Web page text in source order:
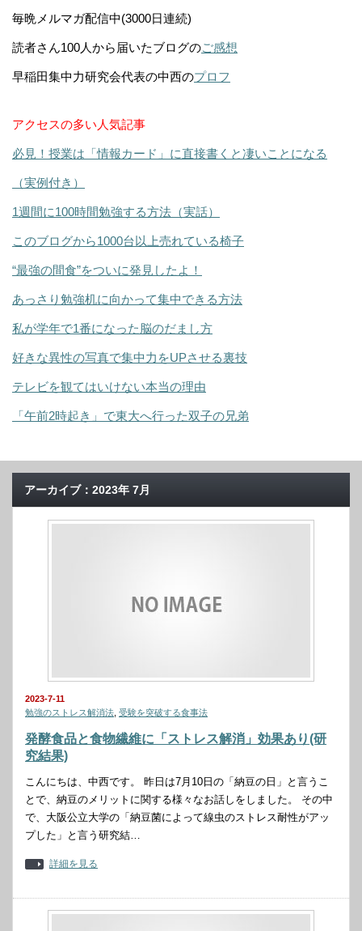
毎晩メルマガ配信中(3000日連続)
読者さん100人から届いたブログのご感想
早稲田集中力研究会代表の中西のプロフ
アクセスの多い人気記事
必見！授業は「情報カード」に直接書くと凄いことになる
（実例付き）
1週間に100時間勉強する方法（実話）
このブログから1000台以上売れている椅子
“最強の間食”をついに発見したよ！
あっさり勉強机に向かって集中できる方法
私が学年で1番になった脳のだまし方
好きな異性の写真で集中力をUPさせる裏技
テレビを観てはいけない本当の理由
「午前2時起き」で東大へ行った双子の兄弟
アーカイブ：2023年 7月
2023-7-11
勉強のストレス解消法 受験を突破する食事法
発酵食品と食物繊維に「ストレス解消」効果あり(研
究結果)
こんにちは、中西です。 昨日は7月10日の「納豆の日」と言うこ
とで、納豆のメリットに関する様々なお話しをしました。 その中
で、大阪公立大学の「納豆菌によって線虫のストレス耐性がアッ
プした」と言う研究結…
詳細を見る